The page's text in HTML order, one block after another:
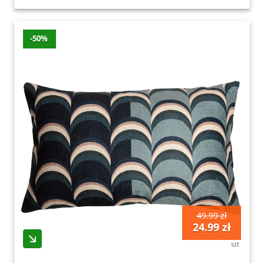
-50%
49.99 zł
24.99 zł
szt